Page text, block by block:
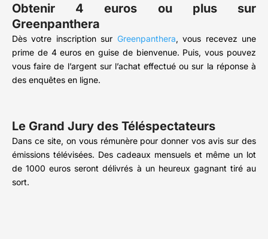
Obtenir 4 euros ou plus sur
Greenpanthera
Dès votre inscription sur Greenpanthera, vous recevez une
prime de 4 euros en guise de bienvenue. Puis, vous pouvez
vous faire de l’argent sur l’achat effectué ou sur la réponse à
des enquêtes en ligne.
Le Grand Jury des Téléspectateurs
Dans ce site, on vous rémunère pour donner vos avis sur des
émissions télévisées. Des cadeaux mensuels et même un lot
de 1000 euros seront délivrés à un heureux gagnant tiré au
sort.